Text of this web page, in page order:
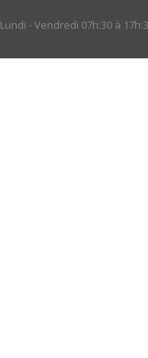
Lundi - Vendredi 07h:30 à